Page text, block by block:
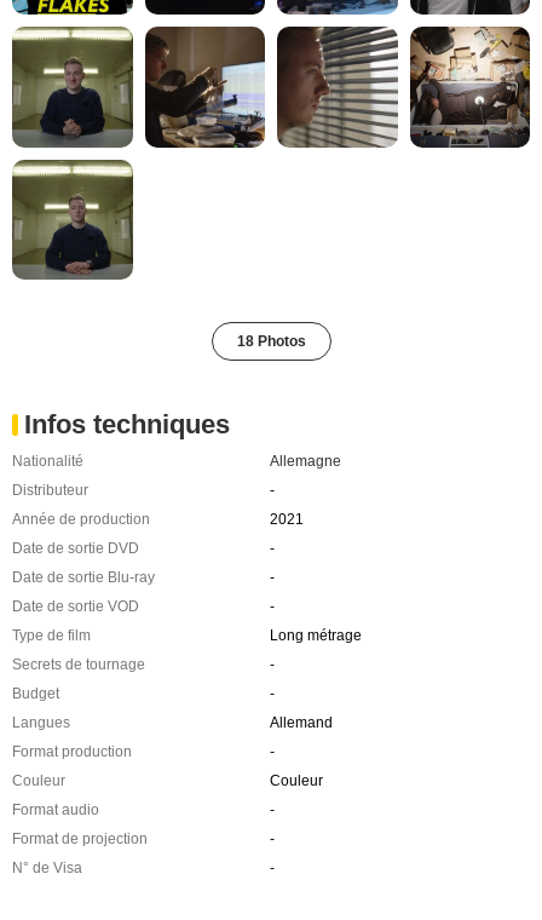
18 Photos
Infos techniques
Nationalité
Allemagne
Distributeur
-
Année de production
2021
Date de sortie DVD
-
Date de sortie Blu-ray
-
Date de sortie VOD
-
Type de film
Long métrage
Secrets de tournage
-
Budget
-
Langues
Allemand
Format production
-
Couleur
Couleur
Format audio
-
Format de projection
-
N° de Visa
-